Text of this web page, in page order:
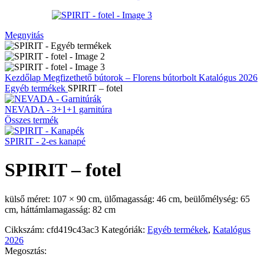
Megnyitás
Kezdőlap Megfizethető bútorok – Florens bútorbolt Katalógus 2026
Egyéb termékek SPIRIT – fotel
NEVADA - 3+1+1 garnitúra
Összes termék
SPIRIT - 2-es kanapé
SPIRIT – fotel
külső méret: 107 × 90 cm, ülőmagasság: 46 cm, beülőmélység: 65
cm, háttámlamagasság: 82 cm
Cikkszám: cfd419c43ac3 Kategóriák: Egyéb termékek, Katalógus
2026
Megosztás: